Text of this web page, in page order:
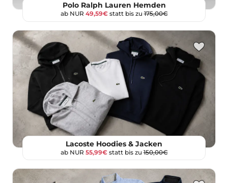
Polo Ralph Lauren Hemden
ab NUR 49,59€statt bis zu175,00€
Lacoste Hoodies & Jacken
ab NUR 55,99€statt bis zu150,00€